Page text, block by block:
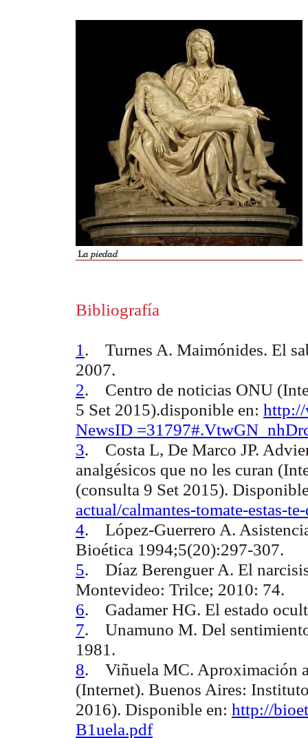
Bibliografía
1 . Turnes A. Maimónides. El
2007.
2. Centro de noticias ONU
5 Set 2015).disponible en: http://
NewsID
3. Costa L, De Marco JP.
analgésicos que no les curan
(consulta 9 Set 2015).
actual/calmantes-tomate-estas-
4. López-Guerrero A.
Bioética 1994;5(20):297-307.
5. Díaz Berenguer A. El
Montevideo: Trilce; 2010: 74.
6. Gadamer HG. El estado
7. Unamuno M. Del
1981.
8. Viñuela MC. Aproximación
(Internet). Buenos Aires:
2016). Disponible en: http://
B1uela.pdf